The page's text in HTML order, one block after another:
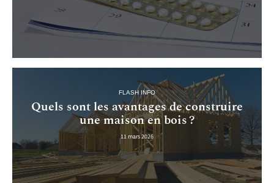
FLASH INFO
Quels sont les avantages de construire
une maison en bois ?
11 mars 2026